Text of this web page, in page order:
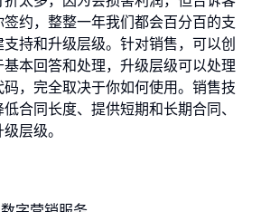
约，整整一年我们都会百分百的支
持和升级层级。针对销售，可以创
本回答和处理，升级层级可以处理
，完全取决于你如何使用。销售技
合同长度、提供短期和长期合同、
层级。